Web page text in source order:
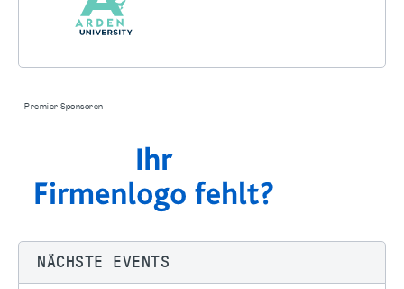
- Premier Sponsoren -
NÄCHSTE EVENTS